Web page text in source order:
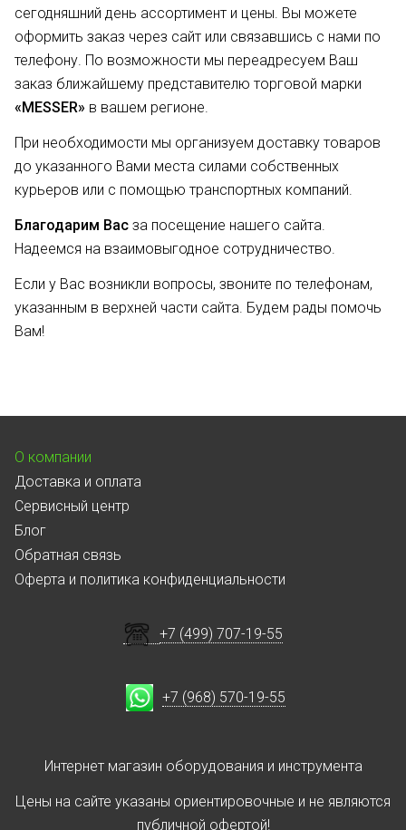
сегодняшний день ассортимент и цены. Вы можете
оформить заказ через сайт или связавшись с нами по
телефону. По возможности мы переадресуем Ваш
заказ ближайшему представителю торговой марки
«MESSER» в вашем регионе.
При необходимости мы организуем доставку товаров
до указанного Вами места силами собственных
курьеров или с помощью транспортных компаний.
Благодарим Вас за посещение нашего сайта.
Надеемся на взаимовыгодное сотрудничество.
Если у Вас возникли вопросы, звоните по телефонам,
указанным в верхней части сайта. Будем рады помочь
Вам!
О компании
Доставка и оплата
Сервисный центр
Блог
Обратная связь
Оферта и политика конфиденциальности
+7 (499) 707-19-55
+7 (968) 570-19-55
Интернет магазин оборудования и инструмента
Цены на сайте указаны ориентировочные и не являются
публичной офертой!